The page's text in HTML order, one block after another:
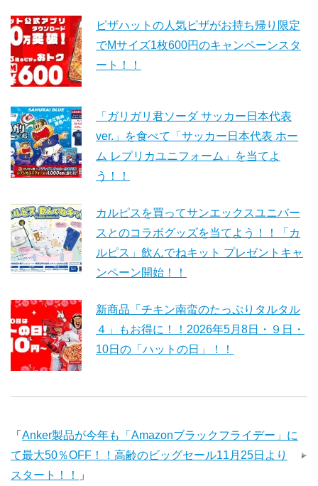
ピザハットの人気ピザがお持ち帰り限定
でMサイズ1枚600円のキャンペーンスタ
ート！！
「ガリガリ君ソーダ サッカー日本代表
ver.」を食べて「サッカー日本代表 ホー
ム レプリカユニフォーム」を当てよ
う！！
カルピスを買ってサンエックスユニバー
スとのコラボグッズを当てよう！！「カ
ルピス」飲んでねキット プレゼントキャ
ンペーン開始！！
新商品「チキン南蛮のたっぷりタルタル
４」もお得に！！2026年5月8日・９日・
10日の「ハットの日」！！
「 Anker製品が今年も「Amazonブラックフライデー」に
て最大50％OFF！！高齢のビッグセール11月25日より
スタート！！
」